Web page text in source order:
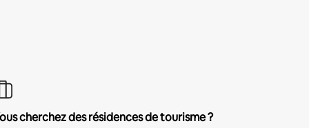
cherchez des résidences de tourisme ?